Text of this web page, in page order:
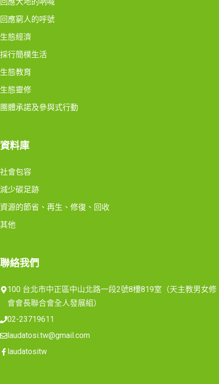
回應窮人的呼號
生態經濟
採行簡樸生活
生態教育
生態靈修
團體承諾及參與式行動
資料庫
社會包容
減少碳足跡
資源的節省、再生、修復、回收
其他
聯絡我們
100 台北市中正區中山北路一段2號8樓819室（天主教男女修
會會長聯合會全人發展組）
02-23719611
laudatosi.tw@gmail.com
laudatositw